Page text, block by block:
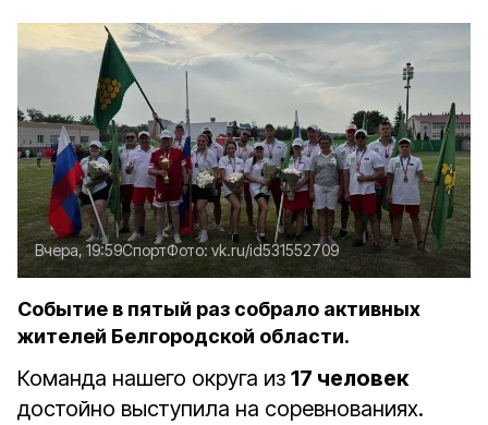
Вчера, 19:59СпортФото:vk.ru/id531552709
Событие в пятый раз собрало активных
жителей Белгородской области.
Команда нашего округа из 17 человек
достойно выступила на соревнованиях.